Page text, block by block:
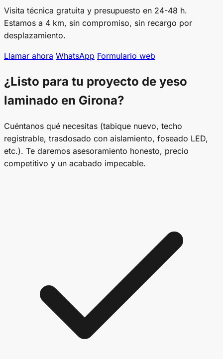
Visita técnica gratuita y presupuesto en 24-48 h.
Estamos a 4 km, sin compromiso, sin recargo por
desplazamiento.
Llamar ahora WhatsApp Formulario web
¿Listo para tu proyecto de yeso
laminado en Girona?
Cuéntanos qué necesitas (tabique nuevo, techo
registrable, trasdosado con aislamiento, foseado LED,
etc.). Te daremos asesoramiento honesto, precio
competitivo y un acabado impecable.